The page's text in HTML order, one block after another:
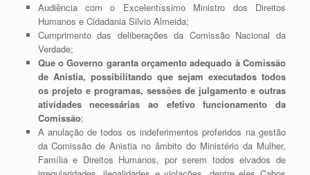
Audiência com o Excelentíssimo Ministro dos Direitos
Humanos e Cidadania Silvio Almeida;
Cumprimento das deliberações da Comissão Nacional da
Verdade;
Que o Governo garanta orçamento adequado à Comissão
de Anistia, possibilitando que sejam executados todos
os projeto e programas, sessões de julgamento e outras
atividades necessárias ao efetivo funcionamento da
Comissão;
A anulação de todos os indeferimentos proferidos na gestão
da Comissão de Anistia no âmbito do Ministério da Mulher,
Família e Direitos Humanos, por serem todos eivados de